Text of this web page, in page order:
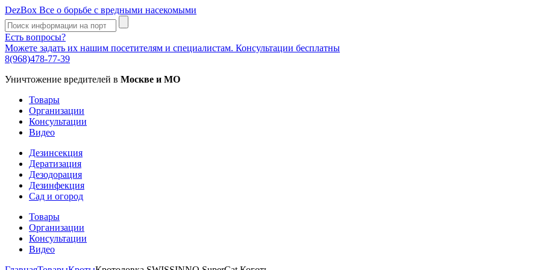
DezBox Все о борьбе с вредными насекомыми
Есть вопросы?
Можете задать их нашим посетителям и специалистам. Консультации бесплатны
8(968)478-77-39
Уничтожение вредителей в Москве и МО
Товары
Организации
Консультации
Видео
Дезинсекция
Дератизация
Дезодорация
Дезинфекция
Сад и огород
Товары
Организации
Консультации
Видео